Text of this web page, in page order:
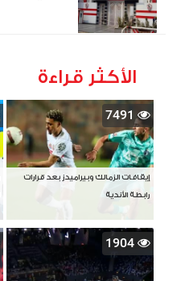
الأكثر قراءة
7491
إيقافات الزمالك وبيراميدز بعد قرارات
رابطة الأندية
1904